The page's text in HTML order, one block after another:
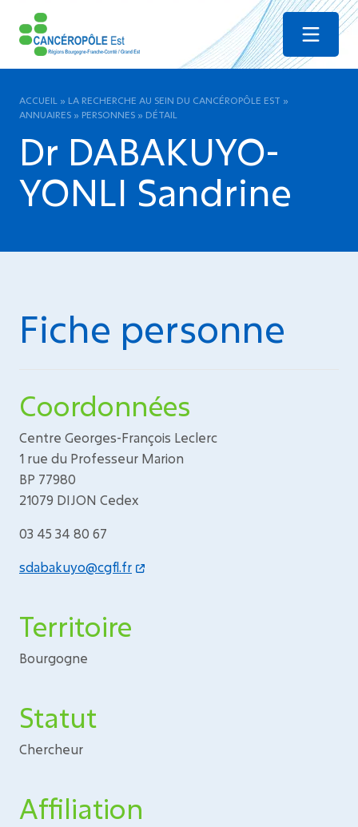
Menu
ACCUEIL » LA RECHERCHE AU SEIN DU CANCÉROPÔLE EST »
ANNUAIRES » PERSONNES » DÉTAIL
Dr DABAKUYO-
YONLI Sandrine
Fiche personne
Coordonnées
Centre Georges-François Leclerc
1 rue du Professeur Marion
BP 77980
21079 DIJON Cedex
03 45 34 80 67
sdabakuyo@cgfl.fr
Territoire
Bourgogne
Statut
Chercheur
Affiliation